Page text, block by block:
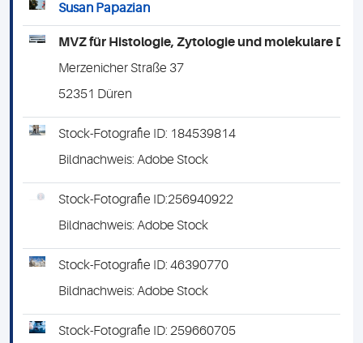
Susan Papazian
MVZ für Histologie, Zytologie und molekulare
Merzenicher Straße 37
52351 Düren
Stock-Fotografie ID: 184539814
Bildnachweis: Adobe Stock
Stock-Fotografie ID:256940922
Bildnachweis: Adobe Stock
Stock-Fotografie ID: 46390770
Bildnachweis: Adobe Stock
Stock-Fotografie ID: 259660705